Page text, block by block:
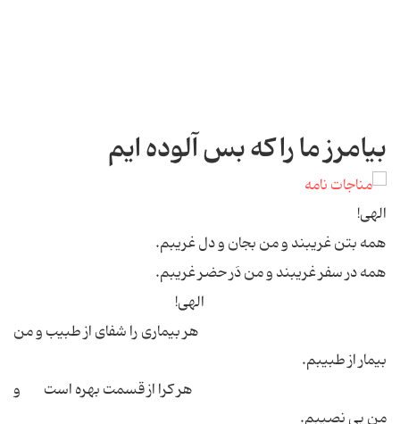
بیامرز ما را که بس آلوده ایم
الهی!
همه بتن غریبند و من بجان و دل غریبم.
همه در سفر غریبند و من دَر حضر غریبم.
الهی!
هر بیماری را شفای از طبیب و من
بیمار از طبیبم.
هر کرا از قسمت بهره است و
من بی نصیبم.